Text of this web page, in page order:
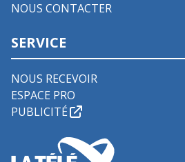
NOUS CONTACTER
SERVICE
NOUS RECEVOIR
ESPACE PRO
PUBLICITÉ